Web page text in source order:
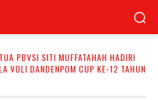
PBVSI SITI MUFFATAHAH HADIRI
VOLI DANDENPOM CUP KE-12 TAHUN